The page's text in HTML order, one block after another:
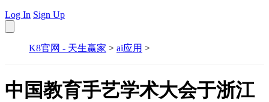
Log In Sign Up
K8官网 - 天生赢家 > ai应用 >
中国教育手艺学术大会于浙江